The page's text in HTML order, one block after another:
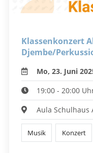
Klassenkonzert
Djembe/
Mo, 23. Juni
19:00 - 20:00
Aula Schulhaus
Musik Konzert